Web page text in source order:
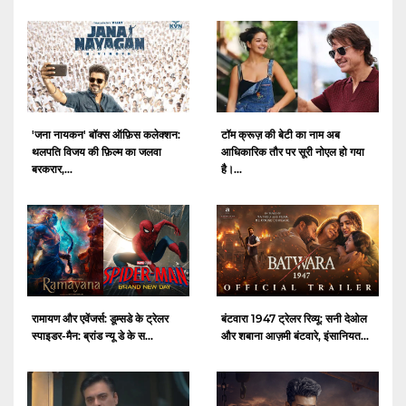
'जना नायकन' बॉक्स ऑफ़िस कलेक्शन:
थलपति विजय की फ़िल्म का जलवा
बरकरार,...
टॉम क्रूज़ की बेटी का नाम अब
आधिकारिक तौर पर सूरी नोएल हो गया
है।...
रामायण और एवेंजर्स: डूम्सडे के ट्रेलर
स्पाइडर-मैन: ब्रांड न्यू डे के स...
बंटवारा 1947 ट्रेलर रिव्यू: सनी देओल
और शबाना आज़मी बंटवारे, इंसानियत...